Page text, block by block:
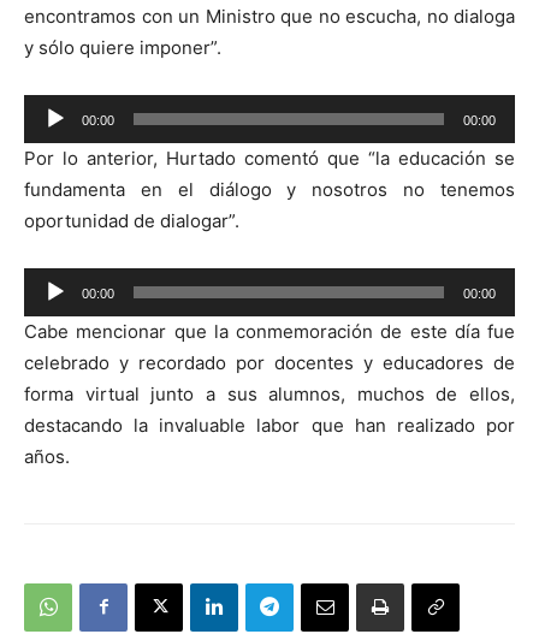
encontramos con un Ministro que no escucha, no dialoga
y sólo quiere imponer”.
Reproductor
de
audio
00:00 00:00
Por lo anterior, Hurtado comentó que “la educación se
fundamenta en el diálogo y nosotros no tenemos
oportunidad de dialogar”.
Reproductor
de
audio
00:00 00:00
Cabe mencionar que la conmemoración de este día fue
celebrado y recordado por docentes y educadores de
forma virtual junto a sus alumnos, muchos de ellos,
destacando la invaluable labor que han realizado por
años.